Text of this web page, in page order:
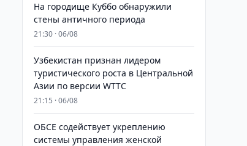
На городище Куббо обнаружили
стены античного периода
21:30 · 06/08
Узбекистан признан лидером
туристического роста в Центральной
Азии по версии WTTC
21:15 · 06/08
ОБСЕ содействует укреплению
системы управления женской